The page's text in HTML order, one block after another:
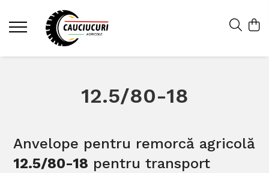
12.5/80-18
Anvelope pentru remorcă agricolă
12.5/80-18 pentru transport